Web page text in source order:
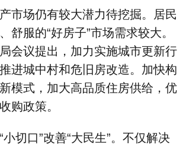
场仍有较大潜力待挖掘。居民
舒服的“好房子”市场需求较大。
会议提出，加力实施城市更新行
进城中村和危旧房改造。加快构
模式，加大高品质住房供给，优
购政策。
口”改善“大民生”。不仅解决